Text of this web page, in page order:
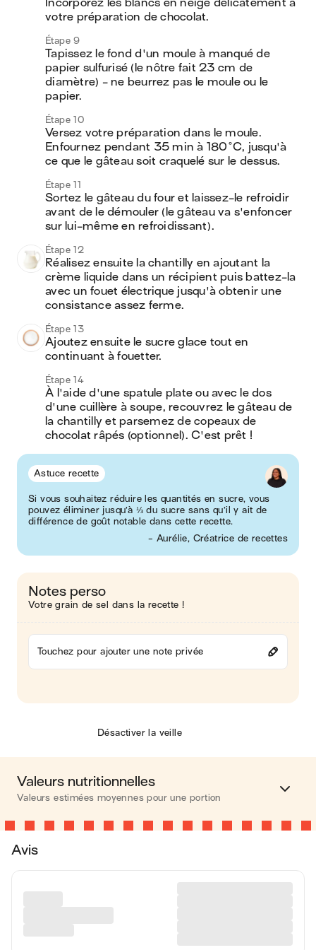
Incorporez les blancs en neige délicatement à
votre préparation de chocolat.
Étape 9
Tapissez le fond d'un moule à manqué de
papier sulfurisé (le nôtre fait 23 cm de
diamètre) - ne beurrez pas le moule ou le
papier.
Étape 10
Versez votre préparation dans le moule.
Enfournez pendant 35 min à 180°C, jusqu'à
ce que le gâteau soit craquelé sur le dessus.
Étape 11
Sortez le gâteau du four et laissez-le refroidir
avant de le démouler (le gâteau va s'enfoncer
sur lui-même en refroidissant).
Étape 12
Réalisez ensuite la chantilly en ajoutant la
crème liquide dans un récipient puis battez-la
avec un fouet électrique jusqu'à obtenir une
consistance assez ferme.
Étape 13
Ajoutez ensuite le sucre glace tout en
continuant à fouetter.
Étape 14
À l'aide d'une spatule plate ou avec le dos
d'une cuillère à soupe, recouvrez le gâteau de
la chantilly et parsemez de copeaux de
chocolat râpés (optionnel). C'est prêt !
Astuce recette
Si vous souhaitez réduire les quantités en sucre, vous
pouvez éliminer jusqu’à ⅓ du sucre sans qu’il y ait de
différence de goût notable dans cette recette.
- Aurélie, Créatrice de recettes
Notes perso
Votre grain de sel dans la recette !
Touchez pour ajouter une note privée
Désactiver la veille
Valeurs nutritionnelles
Valeurs estimées moyennes pour une portion
Calories 444 kcal
Avis